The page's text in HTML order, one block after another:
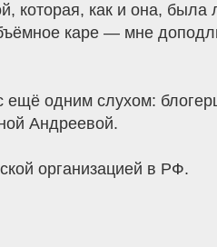
которая, как и она, была
каре — мне
ещё одним слухом:
Андреевой.
организацией в РФ.